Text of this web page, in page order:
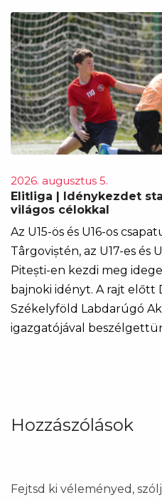
2026. augusztus 5.
Elitliga | Idénykezdet
világos célokkal
Az U15-ös és U16-os
Târgoviștén, az U17-es és
Pitești-en kezdi meg
bajnoki idényt. A rajt előtt
Székelyföld Labdarúgó
igazgatójával
Hozzászólások
Fejtsd ki véleményed,